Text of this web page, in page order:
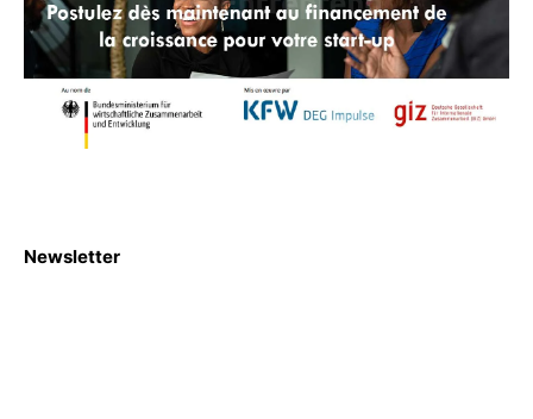
Newsletter